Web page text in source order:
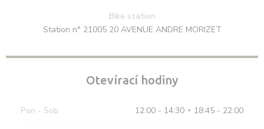
Bike station
Station n° 21005 20 AVENUE ANDRE MORIZET
Otevírací hodiny
Pon - Sob 12:00 - 14:30 • 18:45 - 22:00